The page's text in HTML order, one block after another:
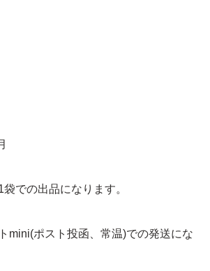
での出品になります。
mini(ポスト投函、常温)での発送にな